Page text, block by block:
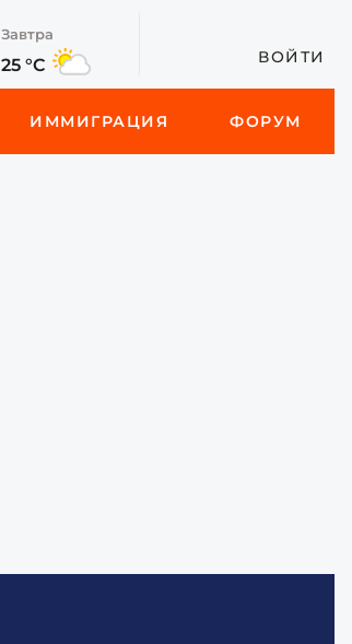
Завтра
25 °C ВОЙТИ
ИММИГРАЦИЯ ФОРУМ